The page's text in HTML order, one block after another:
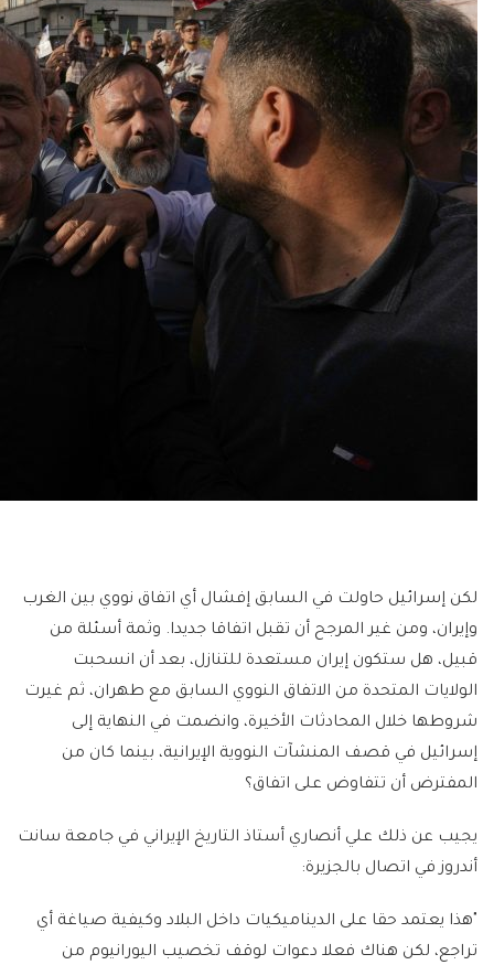
لكن إسرائيل حاولت في السابق إفشال أي اتفاق نووي بين الغرب
وإيران، ومن غير المرجح أن تقبل اتفاقا جديدا. وثمة أسئلة من
قبيل، هل ستكون إيران مستعدة للتنازل، بعد أن انسحبت
الولايات المتحدة من الاتفاق النووي السابق مع طهران، ثم غيرت
شروطها خلال المحادثات الأخيرة، وانضمت في النهاية إلى
إسرائيل في قصف المنشآت النووية الإيرانية، بينما كان من
المفترض أن تتفاوض على اتفاق؟
يجيب عن ذلك علي أنصاري أستاذ التاريخ الإيراني في جامعة سانت
أندروز في اتصال بالجزيرة:
"هذا يعتمد حقا على الديناميكيات داخل البلاد وكيفية صياغة أي
تراجع، لكن هناك فعلا دعوات لوقف تخصيب اليورانيوم من